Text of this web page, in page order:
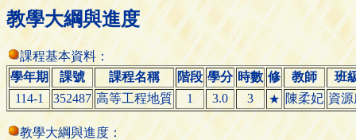
教學大綱與進度
課程基本資料：
學年期
課號 課程名稱 階段 學分 時數 修 教師
班
114-1
352487 高等工程地質 1 3.0 3 ★ 陳柔妃 資源
教學大綱與進度：